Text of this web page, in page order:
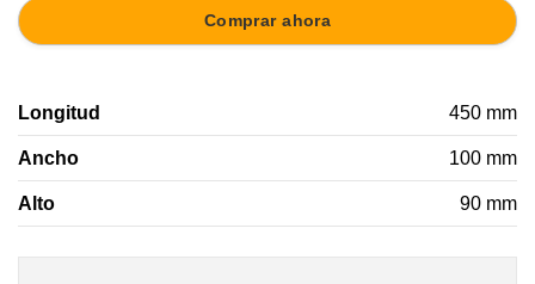
Comprar ahora
Longitud 450 mm
Ancho 100 mm
Alto 90 mm